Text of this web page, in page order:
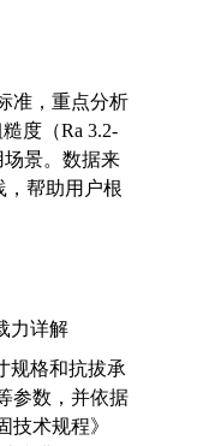
准，重点分析
度（Ra 3.2-
场景。数据来
，帮助用户根
力详解
规格和抗拔承
参数，并依据
技术规程》